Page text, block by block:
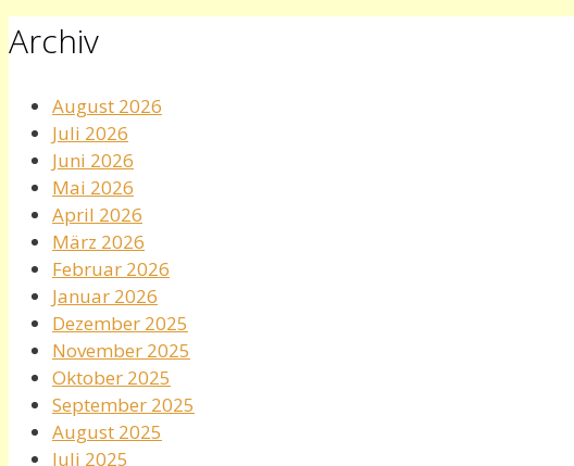
Archiv
August 2026
Juli 2026
Juni 2026
Mai 2026
April 2026
März 2026
Februar 2026
Januar 2026
Dezember 2025
November 2025
Oktober 2025
September 2025
August 2025
Juli 2025